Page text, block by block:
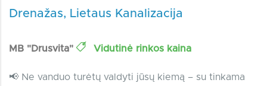
Drenažas, Lietaus Kanalizacija
MB "Drusvita" Vidutinė rinkos kaina
📢 Ne vanduo turėtų valdyti jūsų kiemą – su tinkama